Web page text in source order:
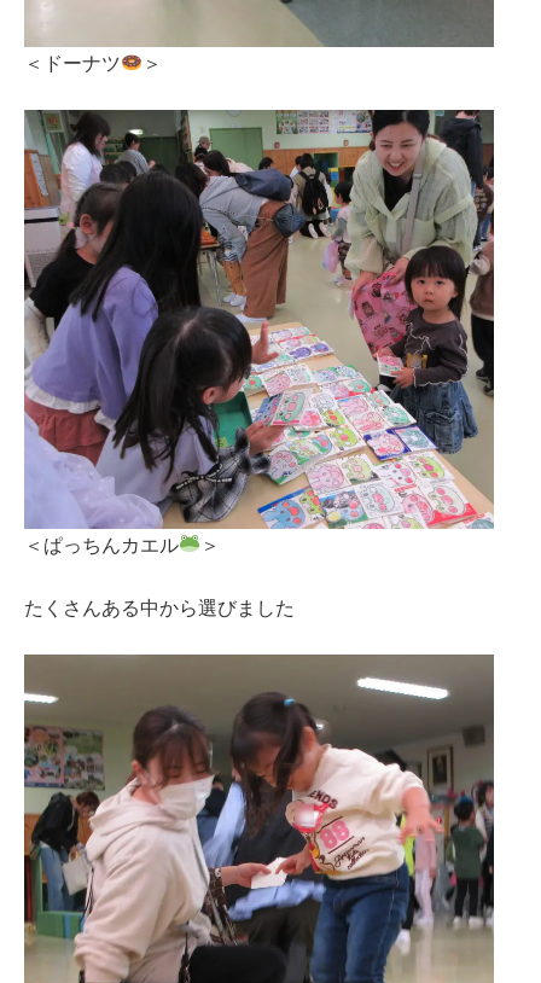
＜ドーナツ ＞
＜ぱっちんカエル ＞
たくさんある中から選びました